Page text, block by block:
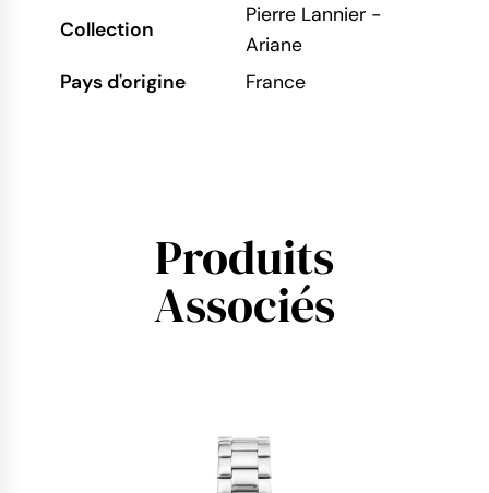
Collection
Pierre Lannier -
Ariane
Pays d'origine
France
Produits
Associés